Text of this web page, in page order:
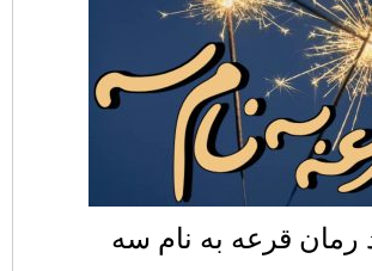
رمان قرعه به نام سه